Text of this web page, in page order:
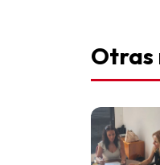
Otras